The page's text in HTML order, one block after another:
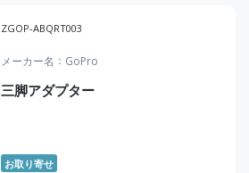
ZGOP-ABQRT003
メーカー名 GoPro
三脚アダプター
お取り寄せ